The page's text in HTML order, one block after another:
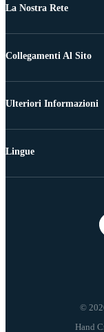
La Nostra Rete
Collegamenti Al Sito
Ulteriori Informazioni
©
Lingue